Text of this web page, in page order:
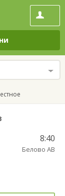
8:40
Белово АВ